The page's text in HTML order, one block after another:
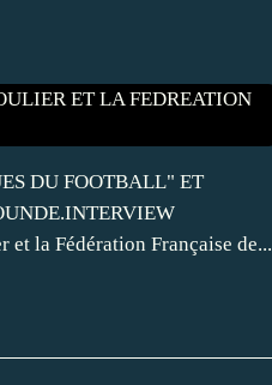
DU FOOTBALL" ET
la Fédération Française de...